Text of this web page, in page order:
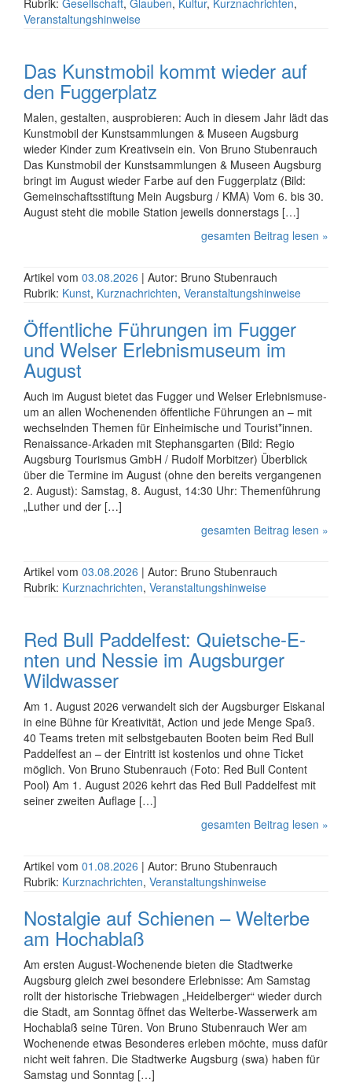
Rubrik: Gesellschaft, Glauben, Kultur, Kurznachrichten,
Veranstaltungshinweise
Das Kunstmobil kommt wieder auf
den Fuggerplatz
Malen, gestalten, ausprobieren: Auch in diesem Jahr lädt das
Kunstmobil der Kunstsammlungen & Museen Augsburg
wieder Kinder zum Kreativsein ein. Von Bruno Stubenrauch
Das Kunstmobil der Kunstsammlungen & Museen Augsburg
bringt im August wieder Farbe auf den Fuggerplatz (Bild:
Gemein­schafts­stiftung Mein Augsburg / KMA) Vom 6. bis 30.
August steht die mobile Station jeweils donners­tags […]
gesamten Beitrag lesen »
Artikel vom 03.08.2026 | Autor: Bruno Stubenrauch
Rubrik: Kunst, Kurznachrichten, Veranstaltungshinweise
Öffentliche Führungen im Fugger
und Welser Er­leb­nis­mu­se­um im
August
Auch im August bietet das Fugger und Welser Er­leb­nis­mu­se­
um an allen Wochenenden öffentliche Führungen an – mit
wechselnden Themen für Einheimische und Tourist*innen.
Renaissance-Arkaden mit Stephansgarten (Bild: Regio
Augsburg Tourismus GmbH / Rudolf Morbitzer) Überblick
über die Termine im August (ohne den bereits vergangenen
2. August): Samstag, 8. August, 14:30 Uhr: Themenführung
„Luther und der […]
gesamten Beitrag lesen »
Artikel vom 03.08.2026 | Autor: Bruno Stubenrauch
Rubrik: Kurznachrichten, Veranstaltungshinweise
Red Bull Paddel­fest: Quiet­sche-E­
nten und Nessie im Augs­bur­ger
Wild­was­ser
Am 1. August 2026 verwandelt sich der Augs­bur­ger Eis­ka­nal
in eine Bühne für Kre­a­ti­vi­tät, Action und jede Menge Spaß.
40 Teams treten mit selbst­ge­bau­ten Booten beim Red Bull
Paddel­fest an – der Ein­tritt ist kosten­los und ohne Ticket
möglich. Von Bruno Stubenrauch (Foto: Red Bull Content
Pool) Am 1. August 2026 kehrt das Red Bull Paddel­fest mit
seiner zwei­ten Auf­lage […]
gesamten Beitrag lesen »
Artikel vom 01.08.2026 | Autor: Bruno Stubenrauch
Rubrik: Kurznachrichten, Veranstaltungshinweise
Nostalgie auf Schienen – Welterbe
am Hochablaß
Am ersten August-Wochenende bieten die Stadtwerke
Augsburg gleich zwei besondere Erlebnisse: Am Samstag
rollt der historische Triebwagen „Heidelberger“ wieder durch
die Stadt, am Sonntag öffnet das Welterbe-Wasserwerk am
Hochablaß seine Türen. Von Bruno Stubenrauch Wer am
Wochenende etwas Besonderes erleben möchte, muss dafür
nicht weit fahren. Die Stadtwerke Augsburg (swa) haben für
Samstag und Sonntag […]